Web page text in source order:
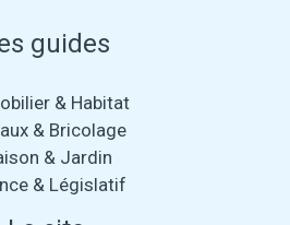
guides
& Habitat
& Bricolage
& Jardin
& Législatif